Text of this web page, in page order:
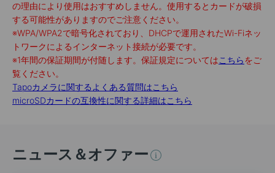
の理由により使用はおすすめしません。使用するとカードが破損
する可能性がありますのでご注意ください。
※WPA/WPA2で暗号化されており、DHCPで運用されたWi-Fiネッ
トワークによるインターネット接続が必要です。
※1年間の保証期間が付随します。保証規定についてはこちらをご
覧ください。
Tapoカメラに関するよくある質問はこちら
microSDカードの互換性に関する詳細はこちら
ニュース＆オファー